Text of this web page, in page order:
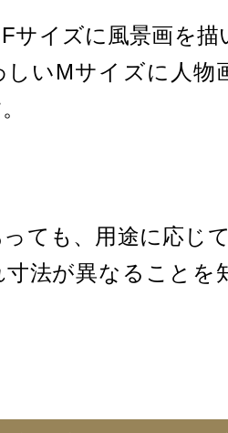
サイズに風景画を
しいMサイズに人物
ても、用途に応じ
寸法が異なることを